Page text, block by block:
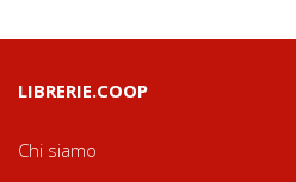
LIBRERIE.COOP
Chi siamo